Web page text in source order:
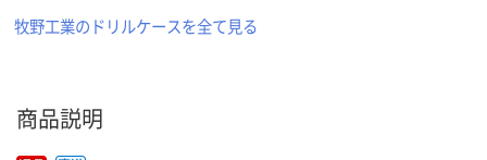
牧野工業のドリルケースを全て見る
商品説明